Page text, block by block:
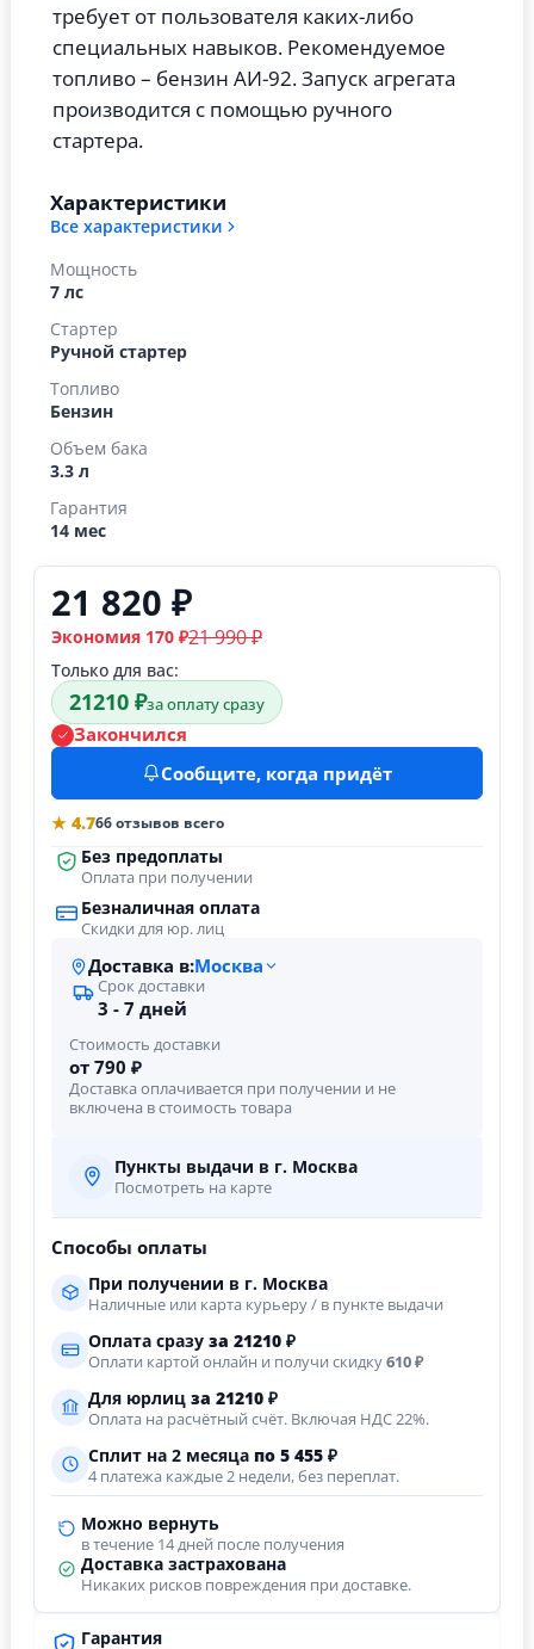
требует от пользователя каких-либо
специальных навыков. Рекомендуемое
топливо – бензин АИ-92. Запуск агрегата
производится с помощью ручного
стартера.
Характеристики
Все характеристики
Мощность
7 лс
Стартер
Ручной стартер
Топливо
Бензин
Объем бака
3.3 л
Гарантия
14 мес
Гарантия
21 820 ₽
21 990 ₽
Экономия 170 ₽
Только для вас:
21210 ₽за оплату сразу
Закончился
Сообщите, когда придёт
★ 4.766 отзывов всего
Без предоплаты
Оплата при получении
Безналичная оплата
Скидки для юр. лиц
Доставка в:Москва
Срок доставки
3 - 7 дней
Стоимость доставки
от 790 ₽
Доставка оплачивается при получении и не
включена в стоимость товара
Пункты выдачи в г. Москва
Посмотреть на карте
Способы оплаты
При получении в г. Москва
Наличные или карта курьеру / в пункте выдачи
Оплата сразу за 21210 ₽
Оплати картой онлайн и получи скидку610 ₽
Для юрлиц за 21210 ₽
Оплата на расчётный счёт. Включая НДС 22%.
Сплит на 2 месяца по 5 455 ₽
4 платежа каждые 2 недели, без переплат.
Можно вернуть
в течение 14 дней после получения
Доставка застрахована
Никаких рисков повреждения при доставке.